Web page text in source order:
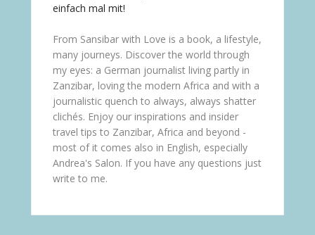
einfach mal mit!
From Sansibar with Love is a book, a lifestyle,
many journeys. Discover the world through
my eyes: a German journalist living partly in
Zanzibar, loving the modern Africa and with a
journalistic quench to always, always shatter
clichés. Enjoy our inspirations and insider
travel tips to Zanzibar, Africa and beyond -
most of it comes also in English, especially
Andrea's Salon. If you have any questions just
write to me.